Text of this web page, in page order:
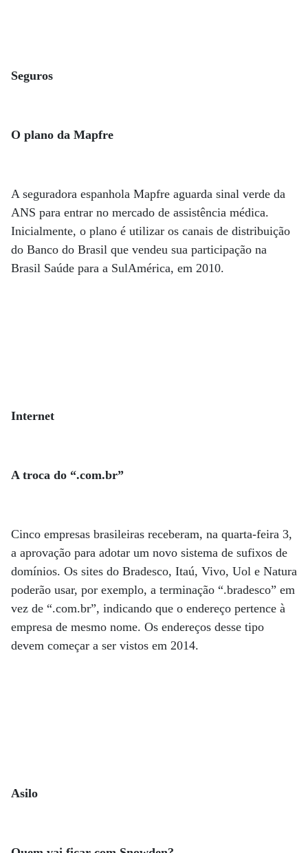
Seguros
O plano da Mapfre
A seguradora espanhola Mapfre aguarda sinal verde da
ANS para entrar no mercado de assistência médica.
Inicialmente, o plano é utilizar os canais de distribuição
do Banco do Brasil que vendeu sua participação na
Brasil Saúde para a SulAmérica, em 2010.
Internet
A troca do “.com.br”
Cinco empresas brasileiras receberam, na quarta-feira 3,
a aprovação para adotar um novo sistema de sufixos de
domínios. Os sites do Bradesco, Itaú, Vivo, Uol e Natura
poderão usar, por exemplo, a terminação “.bradesco” em
vez de “.com.br”, indicando que o endereço pertence à
empresa de mesmo nome. Os endereços desse tipo
devem começar a ser vistos em 2014.
Asilo